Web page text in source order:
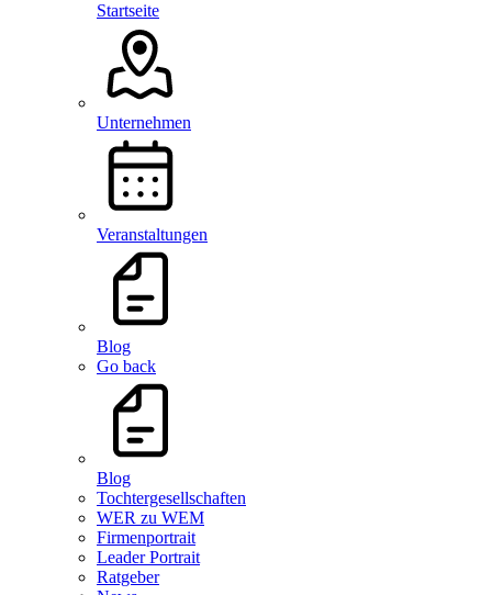
Startseite
Unternehmen
Veranstaltungen
Blog
Go back
Blog
Tochtergesellschaften
WER zu WEM
Firmenportrait
Leader Portrait
Ratgeber